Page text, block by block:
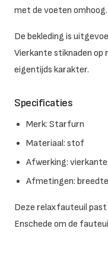
met de voeten omhoog.
De bekleding is
Vierkante stiknaden op
eigentijds karakter.
Specificaties
Merk: Starfurn
Materiaal: stof
Afwerking:
Afmetingen:
Deze relaxfauteuil past
Enschede om de